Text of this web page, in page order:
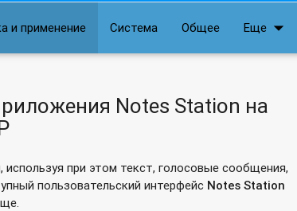
и применение Система Общее Ещеarrow_drop_down
Notes Station на
при этом текст, голосовые сообщения,
пользовательский интерфейс Notes Station